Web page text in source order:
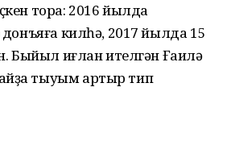
тора: 2016 йылда
килһә, 2017 йылда 15
Быйыл иғлан ителгән Ғаилә
тыуым артыр тип